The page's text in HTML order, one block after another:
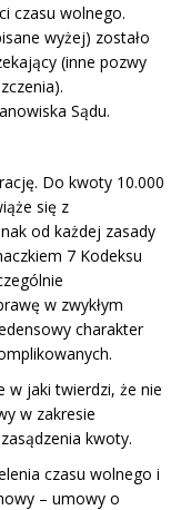
czasu wolnego.
wyżej) zostało
(inne pozwy
Sądu.
Do kwoty 10.000
się z
od każdej zasady
7 Kodeksu
w zwykłym
charakter
w jaki twierdzi, że nie
w zakresie
kwoty.
czasu wolnego i
– umowy o